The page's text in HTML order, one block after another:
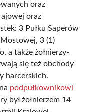
oraz
oraz
3 Pułku Saperów
3 (1)
a także żołnierzy-
się też obchody
harcerskich.
podpułkownikowi
był żołnierzem 14